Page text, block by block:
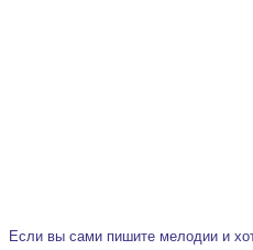
Если вы сами пишите мелодии и